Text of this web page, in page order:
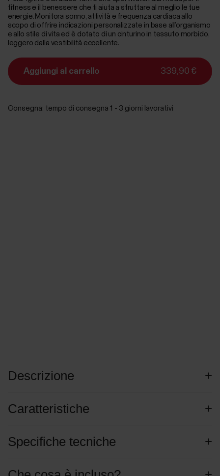
fitness e il benessere che ti aiuta a sfruttare al meglio le tue
energie. Monitora sonno, attività e frequenza cardiaca allo
scopo di offrire indicazioni personalizzate in base all’organismo
e allo stile di vita ed è dotato di un cinturino in tessuto morbido,
leggero dalla vestibilità eccellente.
Aggiungi al carrello 339,90 €
Consegna: tempo di consegna 1 - 3 giorni lavorativi
Descrizione
Caratteristiche
Specifiche tecniche